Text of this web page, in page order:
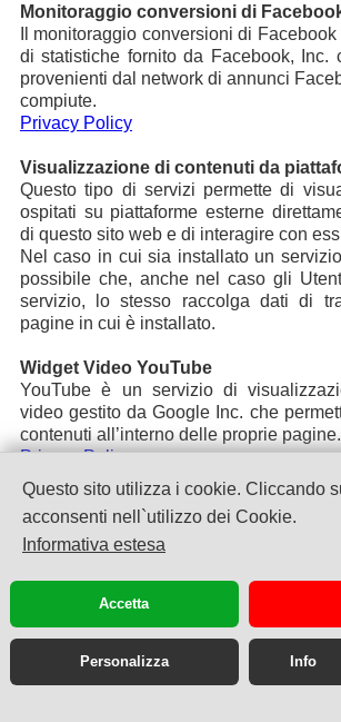
Questo sito utilizza i cookie. Cliccando
acconsenti nell`utilizzo dei Cookie.
Informativa estesa
Accetta
Personalizza Info
Monitoraggio conversioni di
Il monitoraggio conversioni di
di statistiche fornito da Facebook, Inc.
provenienti dal network di annunci
compiute.
Privacy Policy
Visualizzazione di contenuti da
Questo tipo di servizi permette di
ospitati su piattaforme esterne
di questo sito web e di interagire con
Nel caso in cui sia installato un
possibile che, anche nel caso gli
servizio, lo stesso raccolga dati di
pagine in cui è installato.
Widget Video YouTube
YouTube è un servizio di
video gestito da Google Inc. che
contenuti all’interno delle proprie pagine.
Privacy Policy
Video Vimeo
Vimeo è un servizio di visualizzazione
gestito da Vimeo, LLC che
Widget Google Maps
Google Maps è un servizio di
gestito da Google Inc. che